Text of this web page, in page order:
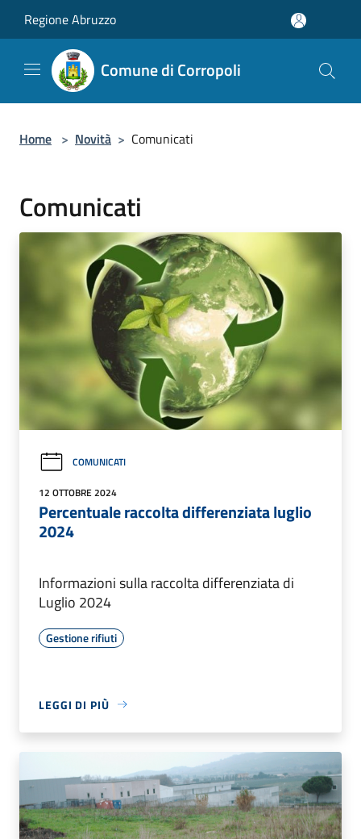
Regione Abruzzo
Comune di Corropoli
Home > Novità > Comunicati
Comunicati
COMUNICATI
12 OTTOBRE 2024
Percentuale raccolta differenziata luglio
2024
Informazioni sulla raccolta differenziata di
Luglio 2024
Gestione rifiuti
LEGGI DI PIÙ